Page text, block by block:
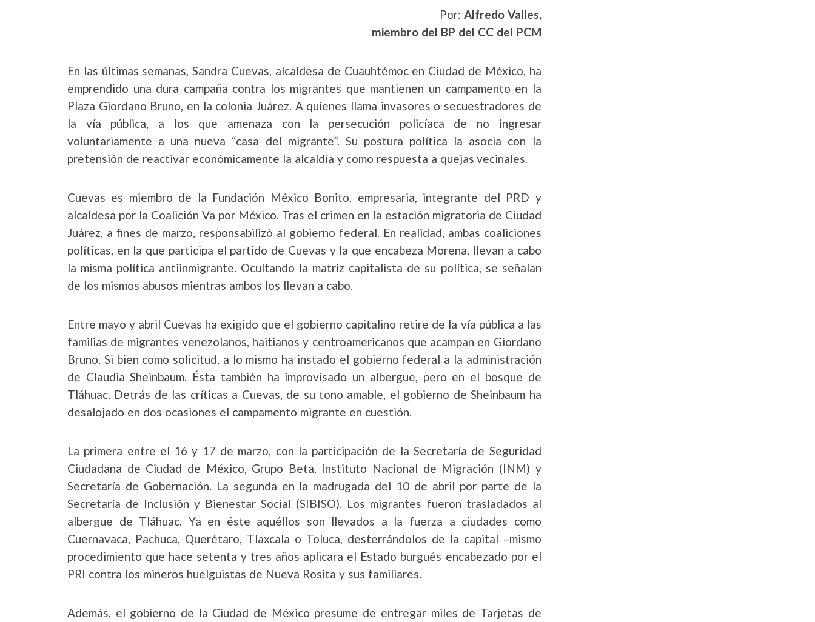
Por: Alfredo Valles,
miembro del BP del CC del PCM
En las últimas semanas, Sandra Cuevas, alcaldesa de Cuauhtémoc en Ciudad de México, ha
emprendido una dura campaña contra los migrantes que mantienen un campamento en la
Plaza Giordano Bruno, en la colonia Juárez. A quienes llama invasores o secuestradores de
la vía pública, a los que amenaza con la persecución policíaca de no ingresar
voluntariamente a una nueva “casa del migrante”. Su postura política la asocia con la
pretensión de reactivar económicamente la alcaldía y como respuesta a quejas vecinales.
Cuevas es miembro de la Fundación México Bonito, empresaria, integrante del PRD y
alcaldesa por la Coalición Va por México. Tras el crimen en la estación migratoria de Ciudad
Juárez, a fines de marzo, responsabilizó al gobierno federal. En realidad, ambas coaliciones
políticas, en la que participa el partido de Cuevas y la que encabeza Morena, llevan a cabo
la misma política antiinmigrante. Ocultando la matriz capitalista de su política, se señalan
de los mismos abusos mientras ambos los llevan a cabo.
Entre mayo y abril Cuevas ha exigido que el gobierno capitalino retire de la vía pública a las
familias de migrantes venezolanos, haitianos y centroamericanos que acampan en Giordano
Bruno. Si bien como solicitud, a lo mismo ha instado el gobierno federal a la administración
de Claudia Sheinbaum. Ésta también ha improvisado un albergue, pero en el bosque de
Tláhuac. Detrás de las críticas a Cuevas, de su tono amable, el gobierno de Sheinbaum ha
desalojado en dos ocasiones el campamento migrante en cuestión.
La primera entre el 16 y 17 de marzo, con la participación de la Secretaría de Seguridad
Ciudadana de Ciudad de México, Grupo Beta, Instituto Nacional de Migración (INM) y
Secretaría de Gobernación. La segunda en la madrugada del 10 de abril por parte de la
Secretaría de Inclusión y Bienestar Social (SIBISO). Los migrantes fueron trasladados al
albergue de Tláhuac. Ya en éste aquéllos son llevados a la fuerza a ciudades como
Cuernavaca, Pachuca, Querétaro, Tlaxcala o Toluca, desterrándolos de la capital –mismo
procedimiento que hace setenta y tres años aplicara el Estado burgués encabezado por el
PRI contra los mineros huelguistas de Nueva Rosita y sus familiares.
Además, el gobierno de la Ciudad de México presume de entregar miles de Tarjetas de